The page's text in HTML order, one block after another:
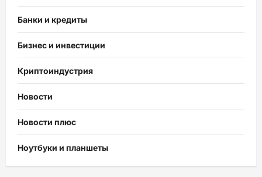
Банки и кредиты
Бизнес и инвестиции
Криптоиндустрия
Новости
Новости плюс
Ноутбуки и планшеты